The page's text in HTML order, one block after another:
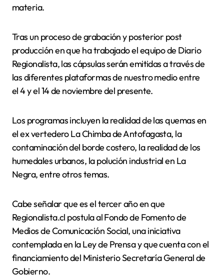
materia.
Tras un proceso de grabación y posterior post
producción en que ha trabajado el equipo de Diario
Regionalista, las cápsulas serán emitidas a través de
las diferentes plataformas de nuestro medio entre
el 4 y el 14 de noviembre del presente.
Los programas incluyen la realidad de las quemas en
el ex vertedero La Chimba de Antofagasta, la
contaminación del borde costero, la realidad de los
humedales urbanos, la polución industrial en La
Negra, entre otros temas.
Cabe señalar que es el tercer año en que
Regionalista.cl postula al Fondo de Fomento de
Medios de Comunicación Social, una iniciativa
contemplada en la Ley de Prensa y que cuenta con el
financiamiento del Ministerio Secretaría General de
Gobierno.